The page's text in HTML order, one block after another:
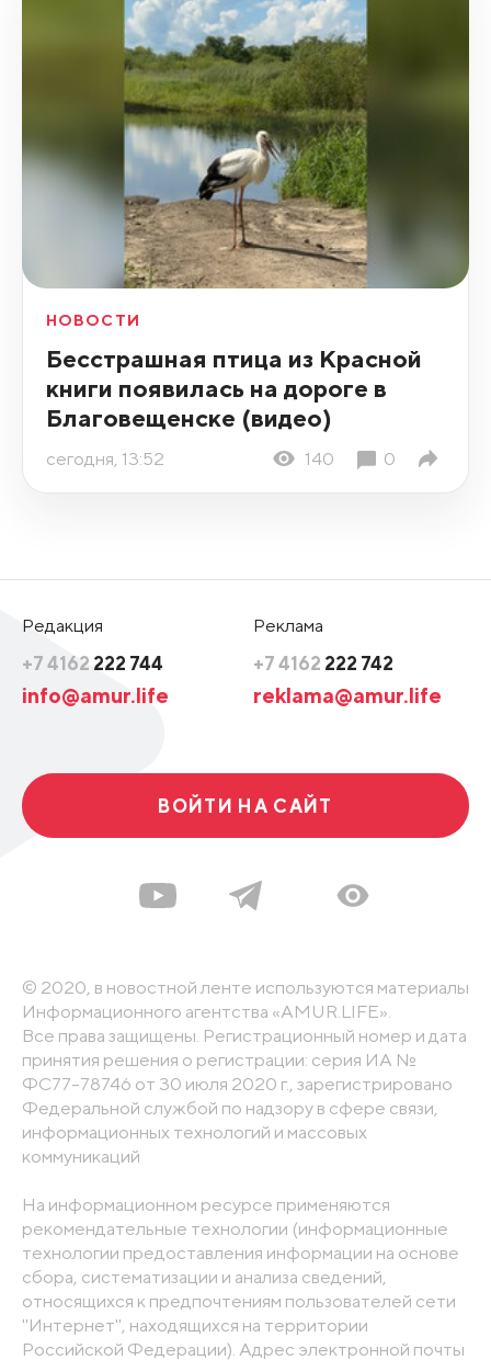
НОВОСТИ
Бесстрашная птица из Красной
книги появилась на дороге в
Благовещенске (видео)
сегодня, 13:52 140 0
Редакция
+7 4162 222 744
info@amur.life
Реклама
+7 4162 222 742
reklama@amur.life
ВОЙТИ НА САЙТ
© 2020, в новостной ленте используются материалы
Информационного агентства «AMUR.LIFE».
Все права защищены. Регистрационный номер и дата
принятия решения о регистрации: серия ИА №
ФС77-78746 от 30 июля 2020 г., зарегистрировано
Федеральной службой по надзору в сфере связи,
информационных технологий и массовых
коммуникаций
На информационном ресурсе применяются
рекомендательные технологии (информационные
технологии предоставления информации на основе
сбора, систематизации и анализа сведений,
относящихся к предпочтениям пользователей сети
"Интернет", находящихся на территории
Российской Федерации). Адрес электронной почты